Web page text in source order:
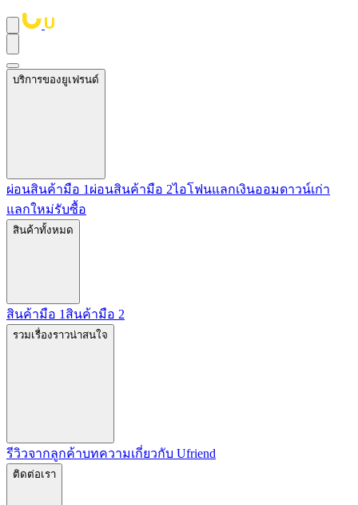
บริการของยูเฟรนด์
ผ่อนสินค้ามือ 1 ผ่อนสินค้ามือ 2ไอโฟนแลกเงินออมดาวน์เก่า
แลกใหม่รับซื้อ
สินค้าทั้งหมด
สินค้ามือ 1 สินค้ามือ 2
รวมเรื่องราวน่าสนใจ
รีวิวจากลูกค้าบทความเกี่ยวกับ Ufriend
ติดต่อเรา